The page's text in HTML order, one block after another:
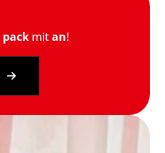
packmitan!